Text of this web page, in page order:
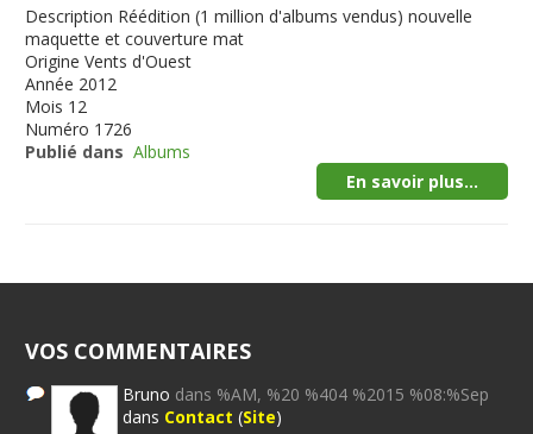
Description Réédition (1 million d'albums vendus) nouvelle
maquette et couverture mat
Origine Vents d'Ouest
Année 2012
Mois 12
Numéro 1726
Publié dans Albums
En savoir plus...
VOS COMMENTAIRES
Bruno dans %AM, %20 %404 %2015 %08:%Sep
dans Contact (Site)